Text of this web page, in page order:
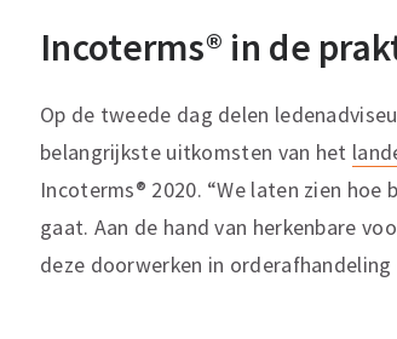
Incoterms® in de
Op de tweede dag delen
belangrijkste uitkomsten van het
Incoterms® 2020. “We laten zien
gaat. Aan de hand van herkenbare
deze doorwerken in orderafhandeling